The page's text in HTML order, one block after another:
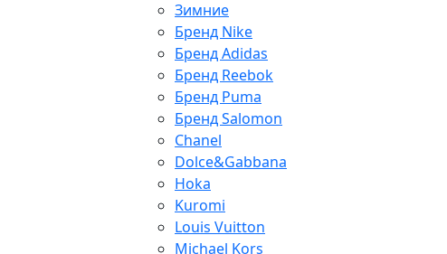
Зимние
Бренд Nike
Бренд Adidas
Бренд Reebok
Бренд Puma
Бренд Salomon
Chanel
Dolce&Gabbana
Hoka
Kuromi
Louis Vuitton
Michael Kors